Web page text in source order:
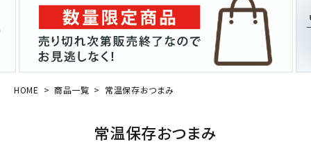
search
ACCOUNT MENU
HOME 商品一覧 常温保存おつまみ
常温保存おつまみ